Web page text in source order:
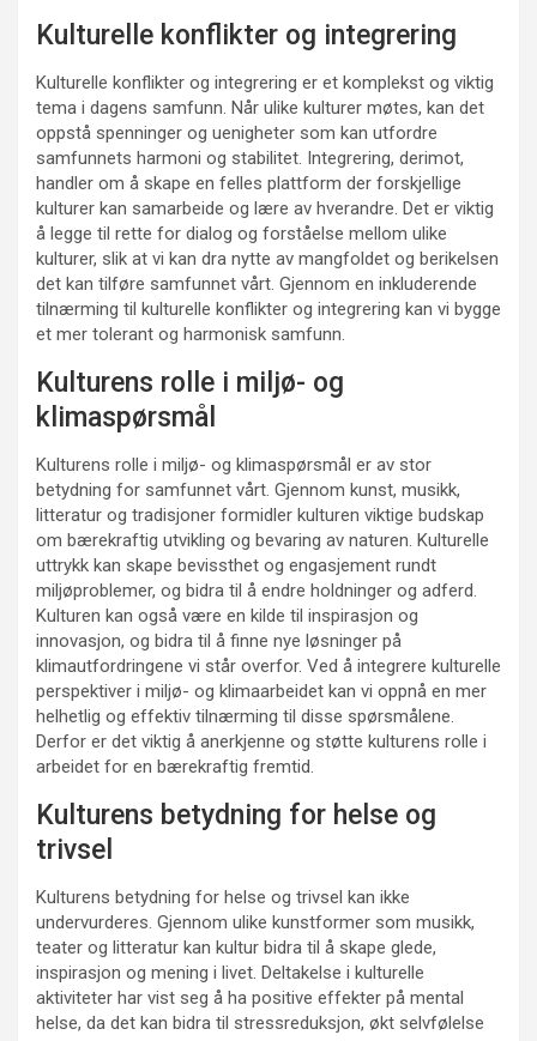
Kulturelle konflikter og integrering
Kulturelle konflikter og integrering er et komplekst og viktig
tema i dagens samfunn. Når ulike kulturer møtes, kan det
oppstå spenninger og uenigheter som kan utfordre
samfunnets harmoni og stabilitet. Integrering, derimot,
handler om å skape en felles plattform der forskjellige
kulturer kan samarbeide og lære av hverandre. Det er viktig
å legge til rette for dialog og forståelse mellom ulike
kulturer, slik at vi kan dra nytte av mangfoldet og berikelsen
det kan tilføre samfunnet vårt. Gjennom en inkluderende
tilnærming til kulturelle konflikter og integrering kan vi bygge
et mer tolerant og harmonisk samfunn.
Kulturens rolle i miljø- og
klimaspørsmål
Kulturens rolle i miljø- og klimaspørsmål er av stor
betydning for samfunnet vårt. Gjennom kunst, musikk,
litteratur og tradisjoner formidler kulturen viktige budskap
om bærekraftig utvikling og bevaring av naturen. Kulturelle
uttrykk kan skape bevissthet og engasjement rundt
miljøproblemer, og bidra til å endre holdninger og adferd.
Kulturen kan også være en kilde til inspirasjon og
innovasjon, og bidra til å finne nye løsninger på
klimautfordringene vi står overfor. Ved å integrere kulturelle
perspektiver i miljø- og klimaarbeidet kan vi oppnå en mer
helhetlig og effektiv tilnærming til disse spørsmålene.
Derfor er det viktig å anerkjenne og støtte kulturens rolle i
arbeidet for en bærekraftig fremtid.
Kulturens betydning for helse og
trivsel
Kulturens betydning for helse og trivsel kan ikke
undervurderes. Gjennom ulike kunstformer som musikk,
teater og litteratur kan kultur bidra til å skape glede,
inspirasjon og mening i livet. Deltakelse i kulturelle
aktiviteter har vist seg å ha positive effekter på mental
helse, da det kan bidra til stressreduksjon, økt selvfølelse